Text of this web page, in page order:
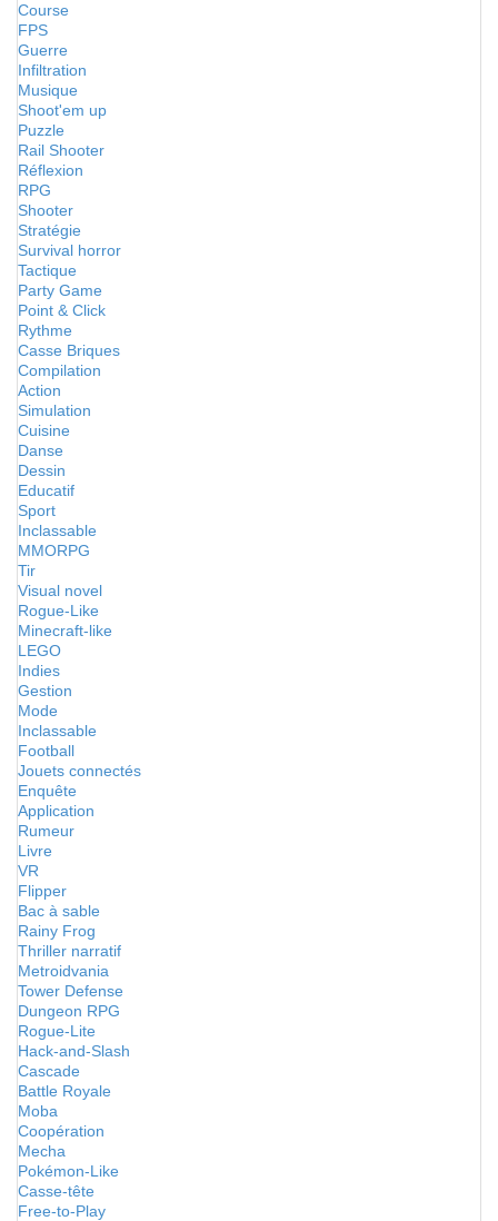
Course
FPS
Guerre
Infiltration
Musique
Shoot'em up
Puzzle
Rail Shooter
Réflexion
RPG
Shooter
Stratégie
Survival horror
Tactique
Party Game
Point & Click
Rythme
Casse Briques
Compilation
Action
Simulation
Cuisine
Danse
Dessin
Educatif
Sport
Inclassable
MMORPG
Tir
Visual novel
Rogue-Like
Minecraft-like
LEGO
Indies
Gestion
Mode
Inclassable
Football
Jouets connectés
Enquête
Application
Rumeur
Livre
VR
Flipper
Bac à sable
Rainy Frog
Thriller narratif
Metroidvania
Tower Defense
Dungeon RPG
Rogue-Lite
Hack-and-Slash
Cascade
Battle Royale
Moba
Coopération
Mecha
Pokémon-Like
Casse-tête
Free-to-Play